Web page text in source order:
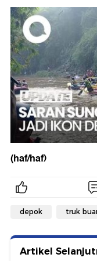
(haf/haf)
depok truk
Artikel